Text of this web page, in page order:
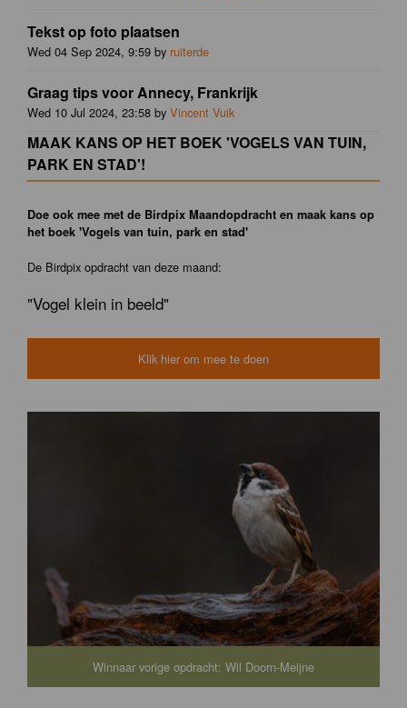
Tekst op foto plaatsen
Wed 04 Sep 2024, 9:59 by ruiterde
Graag tips voor Annecy, Frankrijk
Wed 10 Jul 2024, 23:58 by Vincent Vuik
MAAK KANS OP HET BOEK 'VOGELS VAN TUIN,
PARK EN STAD'!
Doe ook mee met de Birdpix Maandopdracht en maak kans op
het boek 'Vogels van tuin, park en stad'
De Birdpix opdracht van deze maand:
"Vogel klein in beeld"
Klik hier om mee te doen
Winnaar vorige opdracht: Wil Doorn-Meijne